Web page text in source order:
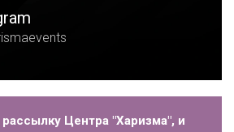
Центра "Харизма", и